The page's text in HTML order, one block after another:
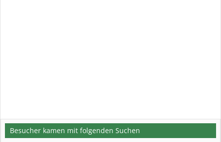
Besucher kamen mit folgenden Suchen